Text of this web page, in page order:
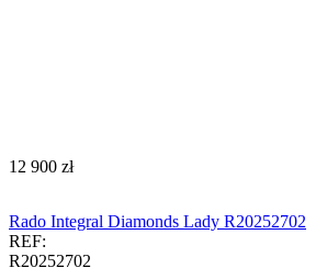
‍12 900‍ zł
Rado Integral Diamonds Lady R20252702
REF:
R20252702